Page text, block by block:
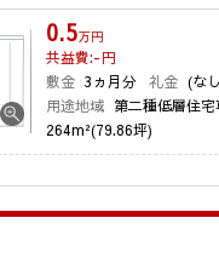
0.5万円
共益費:-円
敷金 3ヵ月分 礼金 (な
用途地域 第二種低層住
264m²(79.86坪)